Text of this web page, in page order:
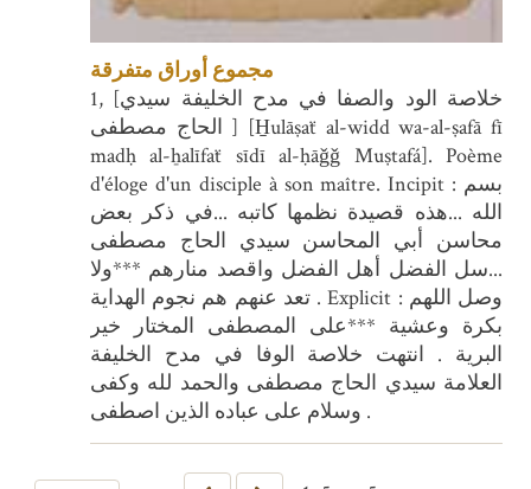
مجموع أوراق متفرقة
1, [خلاصة الود والصفا في مدح الخليفة سيدي
الحاج مصطفى ] [H̱ulāṣaẗ al-widd wa-al-ṣafā fī
madḥ al-ẖalīfaẗ sīdī al-ḥāǧǧ Muṣtafá]. Poème
d'éloge d'un disciple à son maître. Incipit : بسم
الله ...هذه قصيدة نظمها كاتبه ...في ذكر بعض
محاسن أبي المحاسن سيدي الحاج مصطفى
...سل الفضل أهل الفضل واقصد منارهم ***ولا
تعد عنهم هم نجوم الهداية . Explicit : وصل اللهم
بكرة وعشية ***على المصطفى المختار خير
البرية . انتهت خلاصة الوفا في مدح الخليفة
العلامة سيدي الحاج مصطفى والحمد لله وكفى
وسلام على عباده الذين اصطفى .